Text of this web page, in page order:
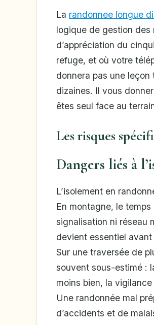
La randonnee longue
logique de gestion des
d’appréciation du
refuge, et où votre
donnera pas une
dizaines. Il vous
êtes seul face au
Les risques
Dangers liés à
L’isolement en
En montagne, le
signalisation ni réseau
devient essentiel
Sur une traversée de
souvent sous-estimé :
moins bien, la
Une randonnée mal
d’accidents et de